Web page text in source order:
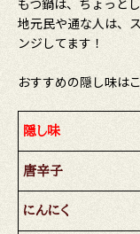
もつ鍋は、ちょっと
地元民や通な人は、
ンジしてます！
おすすめの隠し味は
隠し味
唐辛子
にんにく